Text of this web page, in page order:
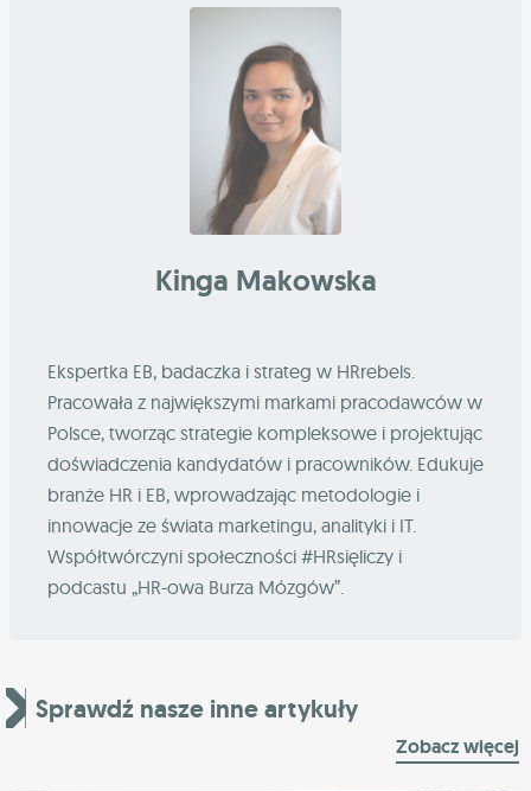
Kinga Makowska
Ekspertka EB, badaczka i strateg w HRrebels.
Pracowała z największymi markami pracodawców w
Polsce, tworząc strategie kompleksowe i projektując
doświadczenia kandydatów i pracowników. Edukuje
branże HR i EB, wprowadzając metodologie i
innowacje ze świata marketingu, analityki i IT.
Współtwórczyni społeczności #HRsięliczy i
podcastu „HR-owa Burza Mózgów”.
Sprawdź nasze inne artykuły
Zobacz więcej